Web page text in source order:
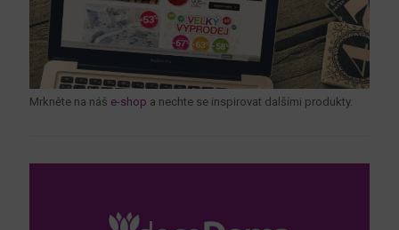
Mrkněte na náš e-shop a nechte se inspirovat dalšími produkty.